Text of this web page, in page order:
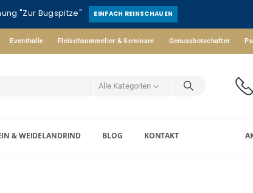
"Zur Bugspitze" EINFACH REINSCHAUEN
Eventhalle Fleischsommelier & Seminare Genussbotschafter
Alle Kategorien
& WEIDELANDRIND BLOG KONTAKT